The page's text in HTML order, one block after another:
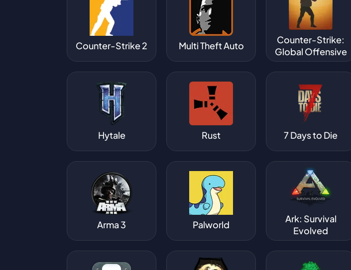
Counter-Strike 2 Multi Theft Auto
Counter-Strike:
Global Offensive
Hytale Rust 7 Days to Die
Arma 3 Palworld
Ark: Survival
Evolved